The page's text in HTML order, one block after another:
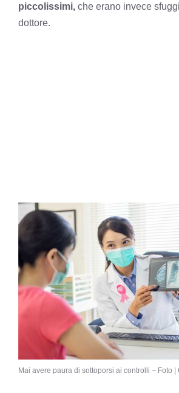
piccolissimi, che erano invece
dottore.
Mai avere paura di sottoporsi ai controlli – Foto